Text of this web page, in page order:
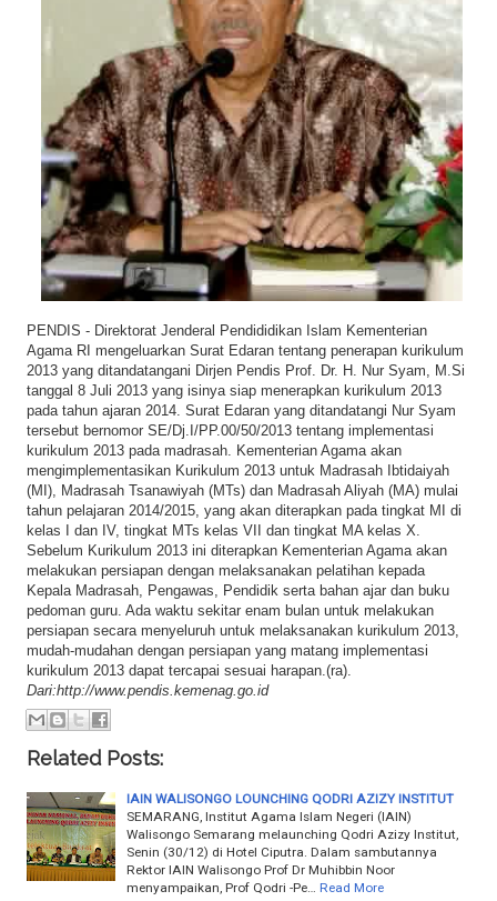
PENDIS - Direktorat Jenderal Pendididikan Islam Kementerian
Agama RI mengeluarkan Surat Edaran tentang penerapan kurikulum
2013 yang ditandatangani Dirjen Pendis Prof. Dr. H. Nur Syam, M.Si
tanggal 8 Juli 2013 yang isinya siap menerapkan kurikulum 2013
pada tahun ajaran 2014. Surat Edaran yang ditandatangi Nur Syam
tersebut bernomor SE/Dj.I/PP.00/50/2013 tentang implementasi
kurikulum 2013 pada madrasah. Kementerian Agama akan
mengimplementasikan Kurikulum 2013 untuk Madrasah Ibtidaiyah
(MI), Madrasah Tsanawiyah (MTs) dan Madrasah Aliyah (MA) mulai
tahun pelajaran 2014/2015, yang akan diterapkan pada tingkat MI di
kelas I dan IV, tingkat MTs kelas VII dan tingkat MA kelas X.
Sebelum Kurikulum 2013 ini diterapkan Kementerian Agama akan
melakukan persiapan dengan melaksanakan pelatihan kepada
Kepala Madrasah, Pengawas, Pendidik serta bahan ajar dan buku
pedoman guru. Ada waktu sekitar enam bulan untuk melakukan
persiapan secara menyeluruh untuk melaksanakan kurikulum 2013,
mudah-mudahan dengan persiapan yang matang implementasi
kurikulum 2013 dapat tercapai sesuai harapan.(ra).
Dari:http://www.pendis.kemenag.go.id
Related Posts:
IAIN WALISONGO LOUNCHING QODRI AZIZY INSTITUT
SEMARANG, Institut Agama Islam Negeri (IAIN)
Walisongo Semarang melaunching Qodri Azizy Institut,
Senin (30/12) di Hotel Ciputra. Dalam sambutannya
Rektor IAIN Walisongo Prof Dr Muhibbin Noor
menyampaikan, Prof Qodri -Pe…
Read More